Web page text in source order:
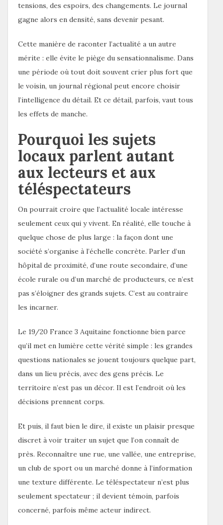
tensions, des espoirs, des changements. Le journal
gagne alors en densité, sans devenir pesant.
Cette manière de raconter l’actualité a un autre
mérite : elle évite le piège du sensationnalisme. Dans
une période où tout doit souvent crier plus fort que
le voisin, un journal régional peut encore choisir
l’intelligence du détail. Et ce détail, parfois, vaut tous
les effets de manche.
Pourquoi les sujets
locaux parlent autant
aux lecteurs et aux
téléspectateurs
On pourrait croire que l’actualité locale intéresse
seulement ceux qui y vivent. En réalité, elle touche à
quelque chose de plus large : la façon dont une
société s’organise à l’échelle concrète. Parler d’un
hôpital de proximité, d’une route secondaire, d’une
école rurale ou d’un marché de producteurs, ce n’est
pas s’éloigner des grands sujets. C’est au contraire
les incarner.
Le 19/20 France 3 Aquitaine fonctionne bien parce
qu’il met en lumière cette vérité simple : les grandes
questions nationales se jouent toujours quelque part,
dans un lieu précis, avec des gens précis. Le
territoire n’est pas un décor. Il est l’endroit où les
décisions prennent corps.
Et puis, il faut bien le dire, il existe un plaisir presque
discret à voir traiter un sujet que l’on connaît de
près. Reconnaître une rue, une vallée, une entreprise,
un club de sport ou un marché donne à l’information
une texture différente. Le téléspectateur n’est plus
seulement spectateur ; il devient témoin, parfois
concerné, parfois même acteur indirect.